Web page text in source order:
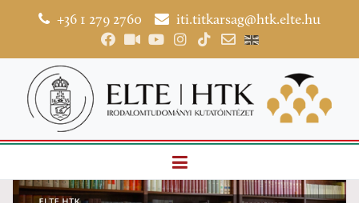
+36 1 279 2760 iti.titkarsag@htk.elte.hu